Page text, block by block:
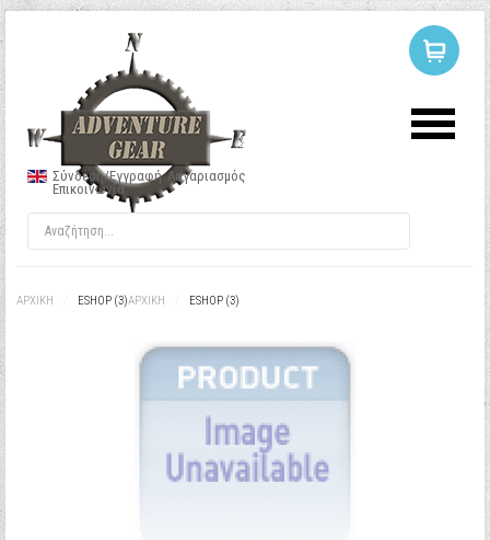
Σύνδεση/Εγγραφή Λογαριασμός
Επικοινωνία
ΑΡΧΙΚΉ ESHOP (3)ΑΡΧΙΚΉ ESHOP (3)
ΣΥΝΔΕΣΗ
Κωδικός
Να με θυμάσαι